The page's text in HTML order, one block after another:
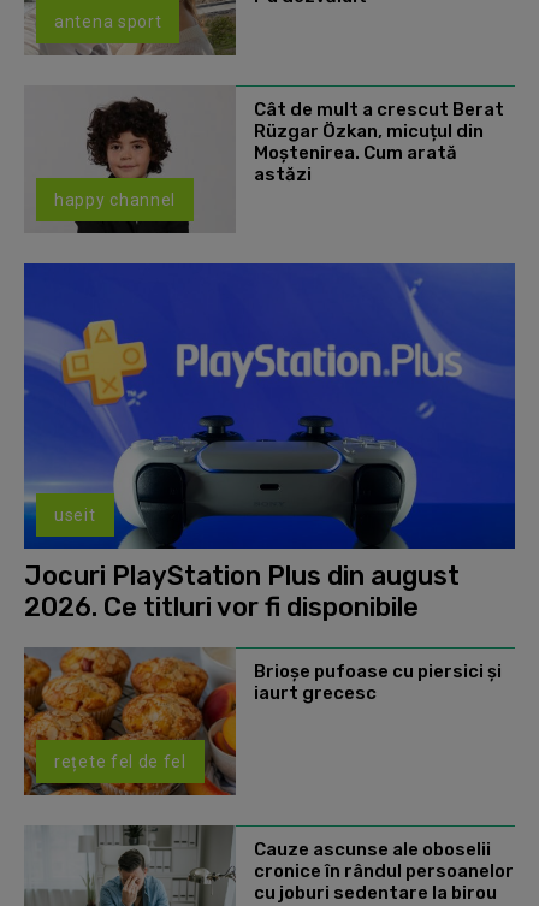
antena sport
happy channel
Cât de mult a crescut Berat
Rüzgar Özkan, micuțul din
Moștenirea. Cum arată
astăzi
useit
Jocuri PlayStation Plus din august
2026. Ce titluri vor fi disponibile
rețete fel de fel
Brioșe pufoase cu piersici și
iaurt grecesc
Cauze ascunse ale oboselii
cronice în rândul persoanelor
cu joburi sedentare la birou